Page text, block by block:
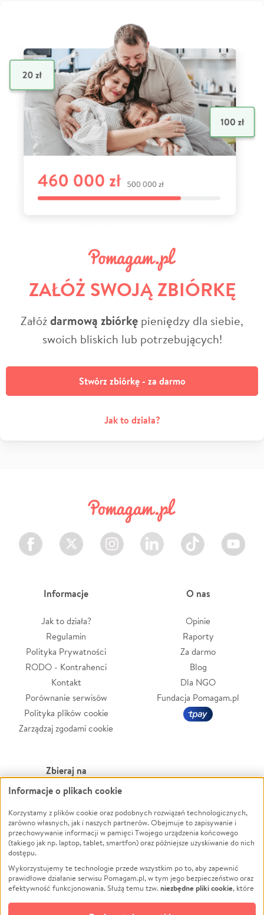
ZAŁÓŻ SWOJĄ ZBIÓRKĘ
Załóżdarmową zbiórkę pieniędzy dla siebie,
swoich bliskich lub potrzebujących!
Stwórz zbiórkę - za darmo
Jak to działa?
Facebook Twitter Instagram LinkedIn TikTok Youtube
Informacje
Jak to działa?
Regulamin
Polityka Prywatności
RODO - Kontrahenci
Kontakt
Porównanie serwisów
Polityka plików cookie
Zarządzaj zgodami cookie
O nas
Opinie
Raporty
Za darmo
Blog
Dla NGO
Fundacja Pomagam.pl
Zbieraj na
Leczenie
Zwierzęta
Pożar
Ukraina
Pomoc Finansowa
Projekty
Pogrzeb
Powódź
Wichura
NGO
Edukacja
Podróż
Impreza
Informacje o plikach cookie
Korzystamy z plików cookie oraz podobnych rozwiązań technologicznych,
zarówno własnych, jak i naszych partnerów. Obejmuje to zapisywanie i
przechowywanie informacji w pamięci Twojego urządzenia końcowego
(takiego jak np. laptop, tablet, smartfon) oraz późniejsze uzyskiwanie do nich
dostępu.
Wykorzystujemy te technologie przede wszystkim po to, aby zapewnić
prawidłowe działanie serwisu Pomagam.pl, w tym jego bezpieczeństwo oraz
efektywność funkcjonowania. Służą temu tzw.niezbędne pliki cookie, które